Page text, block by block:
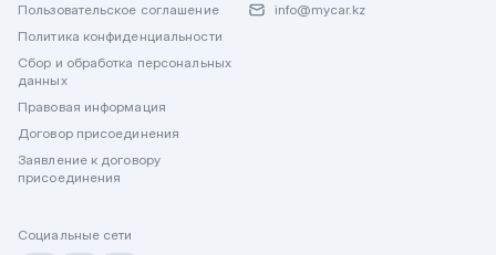
Пользовательское соглашение
Политика конфиденциальности
Сбор и обработка персональных
данных
Правовая информация
Договор присоединения
Заявление к договору
присоединения
info@mycar.kz
Социальные сети